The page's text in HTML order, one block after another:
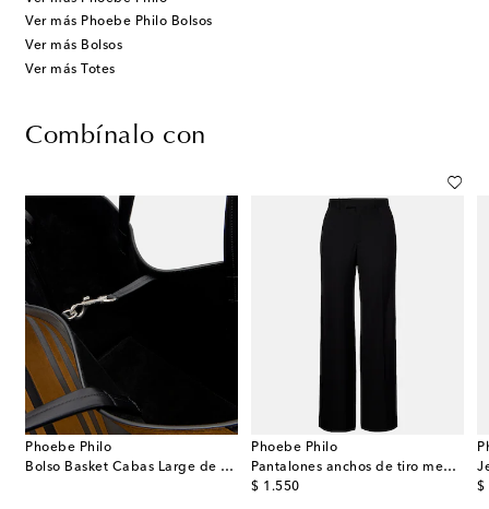
Ver más Phoebe Philo Bolsos
Ver más Bolsos
Ver más Totes
Combínalo con
Phoebe Philo
Bolso Basket Cabas Large de piel y ante
Phoebe Philo
Pantalones anchos de tiro medio
$ 1.550
original price
$